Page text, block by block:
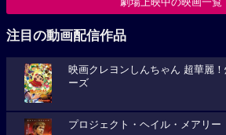
注目の動画配信作品
映画クレヨンしんちゃん 超華麗
ーズ
プロジェクト・ヘイル・メアリー